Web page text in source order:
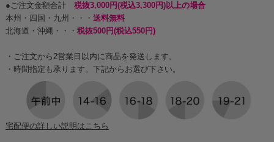
●ご注文金額合計 税抜3,000円(税込3,300円)以上の場合
本州・四国・九州・・・ 送料無料
北海道・沖縄・・・ 税抜500円(税込550円)
・ご注文から2営業日以内に商品を発送します。
・時間指定も承ります。下記からお選び下さい。
宅配便の詳しい説明はこちら